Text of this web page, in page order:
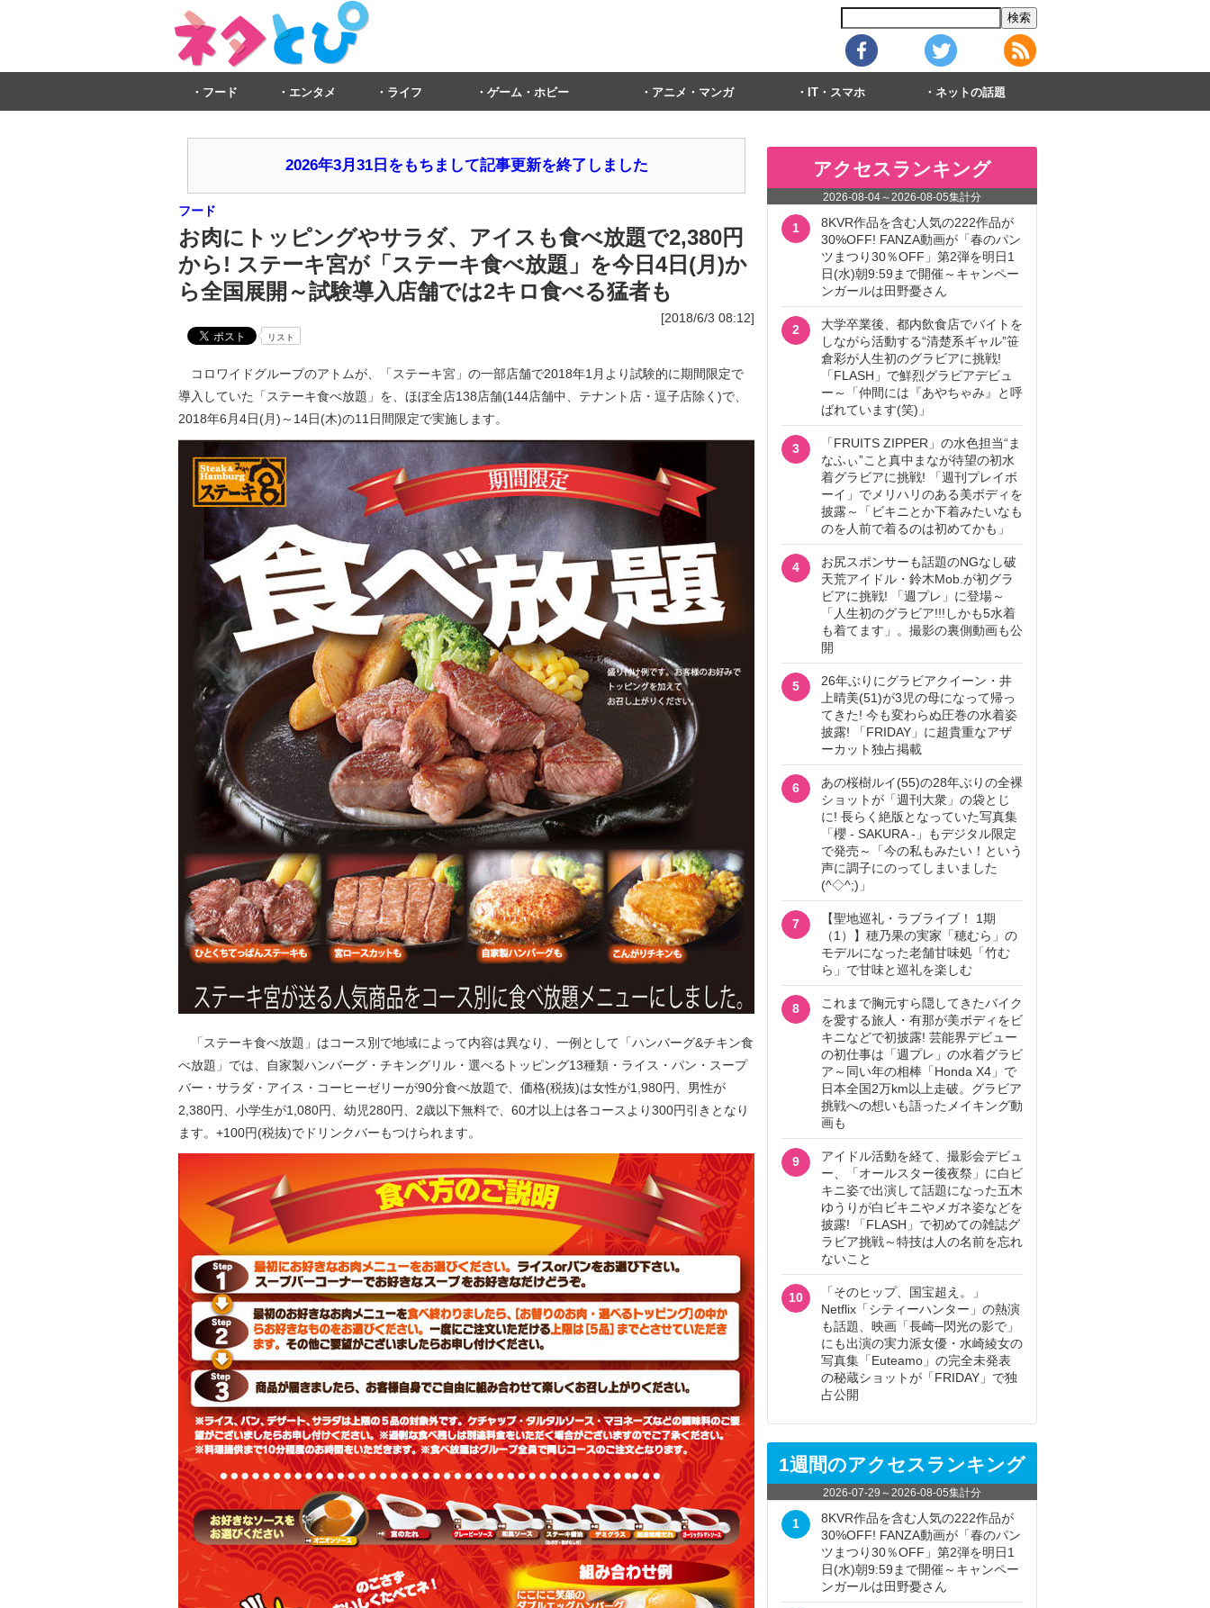
フード エンタメ ライフ ゲーム・ホビー アニメ・マンガ IT・スマホ ネットの話題
2026年3月31日をもちまして記事更新を終了しました
フード
お肉にトッピングやサラダ、アイスも食べ放題で2,380円
から! ステーキ宮が「ステーキ食べ放題」を今日4日(月)か
ら全国展開～試験導入店舗では2キロ食べる猛者も
[2018/6/3 08:12]
リスト
コロワイドグループのアトムが、「ステーキ宮」の一部店舗で2018年1月より試験的に期間限定で
導入していた「ステーキ食べ放題」を、ほぼ全店138店舗(144店舗中、テナント店・逗子店除く)で、
2018年6月4日(月)～14日(木)の11日間限定で実施します。
「ステーキ食べ放題」はコース別で地域によって内容は異なり、一例として「ハンバーグ&チキン食
べ放題」では、自家製ハンバーグ・チキングリル・選べるトッピング13種類・ライス・パン・スープ
バー・サラダ・アイス・コーヒーゼリーが90分食べ放題で、価格(税抜)は女性が1,980円、男性が
2,380円、小学生が1,080円、幼児280円、2歳以下無料で、60才以上は各コースより300円引きとなり
ます。+100円(税抜)でドリンクバーもつけられます。
アクセスランキング
2026-08-04～2026-08-05集計分
1
8KVR作品を含む人気の222作品が
30%OFF! FANZA動画が「春のパン
ツまつり30％OFF」第2弾を明日1
日(水)朝9:59まで開催～キャンペー
ンガールは田野憂さん
2
大学卒業後、都内飲食店でバイトを
しながら活動する“清楚系ギャル”笹
倉彩が人生初のグラビアに挑戦!
「FLASH」で鮮烈グラビアデビュ
ー～「仲間には『あやちゃみ』と呼
ばれています(笑)」
3
「FRUITS ZIPPER」の水色担当“ま
なふぃ”こと真中まなが待望の初水
着グラビアに挑戦! 「週刊プレイボ
ーイ」でメリハリのある美ボディを
披露～「ビキニとか下着みたいなも
のを人前で着るのは初めてかも」
4
お尻スポンサーも話題のNGなし破
天荒アイドル・鈴木Mob.が初グラ
ビアに挑戦! 「週プレ」に登場～
「人生初のグラビア!!!しかも5水着
も着てます」。撮影の裏側動画も公
開
5
26年ぶりにグラビアクイーン・井
上晴美(51)が3児の母になって帰っ
てきた! 今も変わらぬ圧巻の水着姿
披露! 「FRIDAY」に超貴重なアザ
ーカット独占掲載
6
あの桜樹ルイ(55)の28年ぶりの全裸
ショットが「週刊大衆」の袋とじ
に! 長らく絶版となっていた写真集
「櫻 - SAKURA -」もデジタル限定
で発売～「今の私もみたい！という
声に調子にのってしまいました
(^◇^;)」
7
【聖地巡礼・ラブライブ！ 1期
（1）】穂乃果の実家「穂むら」の
モデルになった老舗甘味処「竹む
ら」で甘味と巡礼を楽しむ
8
これまで胸元すら隠してきたバイク
を愛する旅人・有那が美ボディをビ
キニなどで初披露! 芸能界デビュー
の初仕事は「週プレ」の水着グラビ
ア～同い年の相棒「Honda X4」で
日本全国2万km以上走破。グラビア
挑戦への想いも語ったメイキング動
画も
9
アイドル活動を経て、撮影会デビュ
ー、「オールスター後夜祭」に白ビ
キニ姿で出演して話題になった五木
ゆうりが白ビキニやメガネ姿などを
披露! 「FLASH」で初めての雑誌グ
ラビア挑戦～特技は人の名前を忘れ
ないこと
10
「そのヒップ、国宝超え。」
Netflix「シティーハンター」の熱演
も話題、映画「長崎─閃光の影で」
にも出演の実力派女優・水崎綾女の
写真集「Euteamo」の完全未発表
の秘蔵ショットが「FRIDAY」で独
占公開
1週間のアクセスランキング
2026-07-29 ～2026-08-05集計分
1
8KVR作品を含む人気の222作品が
30%OFF! FANZA動画が「春のパン
ツまつり30％OFF」第2弾を明日1
日(水)朝9:59まで開催～キャンペー
ンガールは田野憂さん